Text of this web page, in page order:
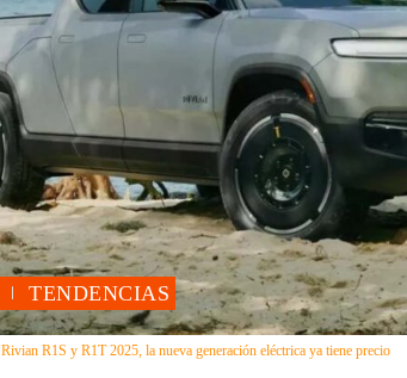
TENDENCIAS
Rivian R1S y R1T 2025, la nueva generación eléctrica ya tiene precio